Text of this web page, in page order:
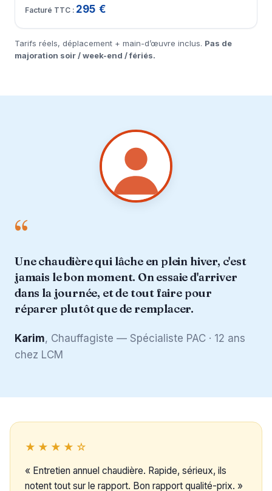
295 €
Tarifs réels, déplacement + main-d’œuvre inclus. Pas de
majoration soir / week-end / fériés.
“
Une chaudière qui lâche en plein hiver, c'est
jamais le bon moment. On essaie d'arriver
dans la journée, et de tout faire pour
réparer plutôt que de remplacer.
Karim, Chauffagiste — Spécialiste PAC · 12 ans
chez LCM
★★★★☆
« Entretien annuel chaudière. Rapide, sérieux, ils
notent tout sur le rapport. Bon rapport qualité-prix. »